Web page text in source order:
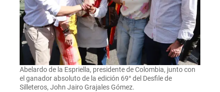
Abelardo de la Espriella, presidente de Colombia, junto con
el ganador absoluto de la edición 69° del Desfile de
Silleteros, John Jairo Grajales Gómez.